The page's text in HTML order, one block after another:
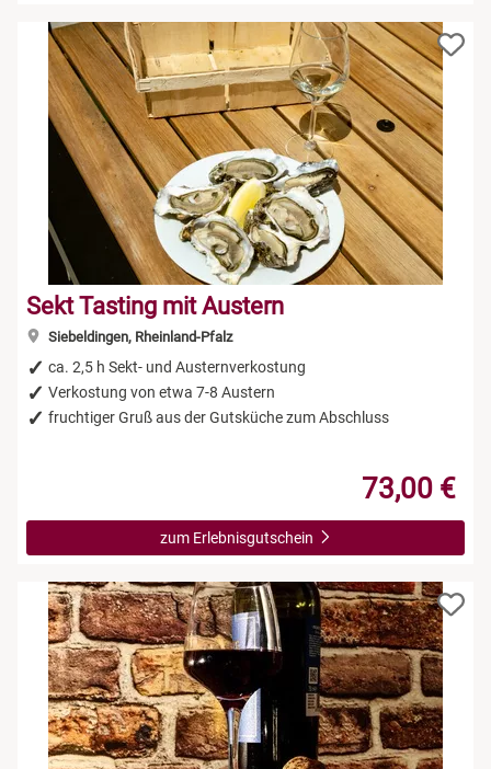
Sekt Tasting mit Austern
Siebeldingen, Rheinland-Pfalz
ca. 2,5 h Sekt- und Austernverkostung
Verkostung von etwa 7-8 Austern
fruchtiger Gruß aus der Gutsküche zum Abschluss
73,00 €
zum Erlebnisgutschein